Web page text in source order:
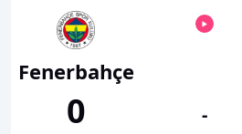
Fenerbahçe
0 -